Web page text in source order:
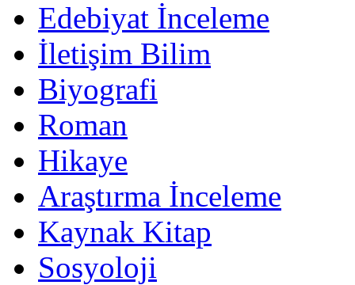
Edebiyat İnceleme
İletişim Bilim
Biyografi
Roman
Hikaye
Araştırma İnceleme
Kaynak Kitap
Sosyoloji